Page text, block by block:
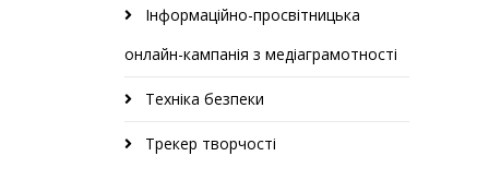
Інформаційно-просвітницька
онлайн-кампанія з медіаграмотності
Техніка безпеки
Трекер творчості